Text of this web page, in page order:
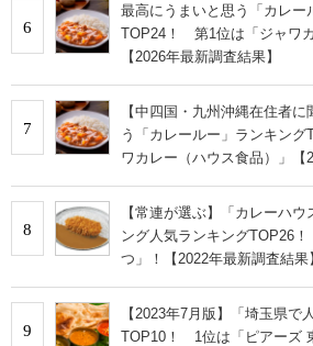
6
最高にうまいと思う「カレー
TOP24！ 第1位は「ジャワ
【2026年最新調査結果】
7
【中四国・九州沖縄在住者
う「カレールー」ランキン
ワカレー（ハウス食品）」【
8
【常連が選ぶ】「カレーハ
ング人気ランキングTOP26
つ」！【2022年最新調査結果
9
【2023年7月版】「埼玉県で
TOP10！ 1位は「ピアーズ